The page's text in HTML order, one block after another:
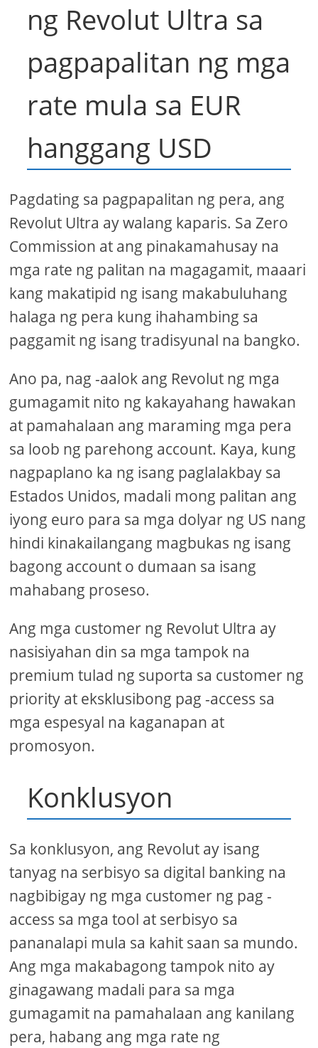
ng Revolut Ultra sa
pagpapalitan ng mga
rate mula sa EUR
hanggang USD
Pagdating sa pagpapalitan ng pera, ang
Revolut Ultra ay walang kaparis. Sa Zero
Commission at ang pinakamahusay na
mga rate ng palitan na magagamit, maaari
kang makatipid ng isang makabuluhang
halaga ng pera kung ihahambing sa
paggamit ng isang tradisyunal na bangko.
Ano pa, nag -aalok ang Revolut ng mga
gumagamit nito ng kakayahang hawakan
at pamahalaan ang maraming mga pera
sa loob ng parehong account. Kaya, kung
nagpaplano ka ng isang paglalakbay sa
Estados Unidos, madali mong palitan ang
iyong euro para sa mga dolyar ng US nang
hindi kinakailangang magbukas ng isang
bagong account o dumaan sa isang
mahabang proseso.
Ang mga customer ng Revolut Ultra ay
nasisiyahan din sa mga tampok na
premium tulad ng suporta sa customer ng
priority at eksklusibong pag -access sa
mga espesyal na kaganapan at
promosyon.
Konklusyon
Sa konklusyon, ang Revolut ay isang
tanyag na serbisyo sa digital banking na
nagbibigay ng mga customer ng pag -
access sa mga tool at serbisyo sa
pananalapi mula sa kahit saan sa mundo.
Ang mga makabagong tampok nito ay
ginagawang madali para sa mga
gumagamit na pamahalaan ang kanilang
pera, habang ang mga rate ng